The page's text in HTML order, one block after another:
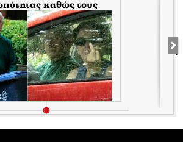
καθώς τους
οι μηντιακές
του deep state.
σύζυγος υψώνει το
στους φωτορεπόρτερ